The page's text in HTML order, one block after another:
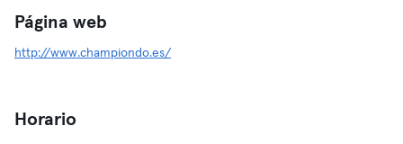
Página web
http://www.championdo.es/
Horario